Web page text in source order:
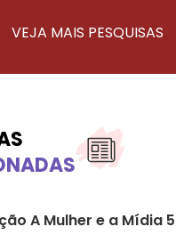
VEJA MAIS PESQUISAS
A Mulher e a Mídia 5